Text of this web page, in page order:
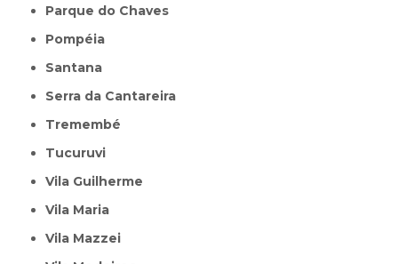
Parque do Chaves
Pompéia
Santana
Serra da Cantareira
Tremembé
Tucuruvi
Vila Guilherme
Vila Maria
Vila Mazzei